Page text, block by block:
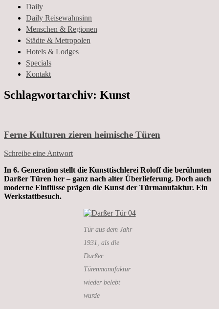
und Geschichten aus dem Leben
Daily
Daily Reisewahnsinn
Menschen & Regionen
Städte & Metropolen
Hotels & Lodges
Specials
Kontakt
Schlagwortarchiv: Kunst
Ferne Kulturen zieren heimische Türen
Schreibe eine Antwort
In 6. Generation stellt die Kunsttischlerei Roloff die berühmten
Darßer Türen her – ganz nach alter Überlieferung. Doch auch
moderne Einflüsse prägen die Kunst der Türmanufaktur. Ein
Werkstattbesuch.
Tür aus dem Jahr
1931, als die
Darßer
Türenmanufaktur
wieder belebt
wurde